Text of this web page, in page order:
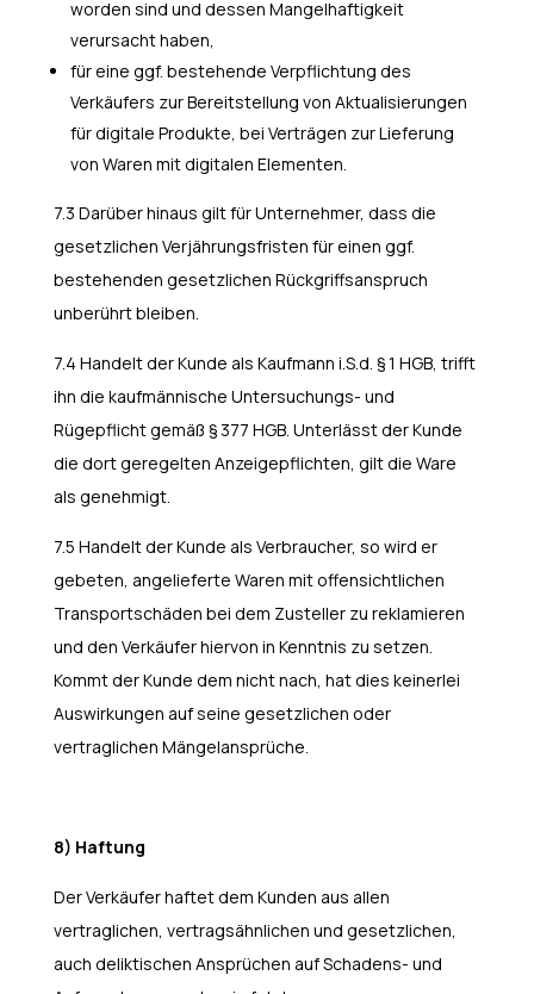
worden sind und dessen Mangelhaftigkeit
verursacht haben,
für eine ggf. bestehende Verpflichtung des
Verkäufers zur Bereitstellung von Aktualisierungen
für digitale Produkte, bei Verträgen zur Lieferung
von Waren mit digitalen Elementen.
7.3 Darüber hinaus gilt für Unternehmer, dass die
gesetzlichen Verjährungsfristen für einen ggf.
bestehenden gesetzlichen Rückgriffsanspruch
unberührt bleiben.
7.4 Handelt der Kunde als Kaufmann i.S.d. § 1 HGB, trifft
ihn die kaufmännische Untersuchungs- und
Rügepflicht gemäß § 377 HGB. Unterlässt der Kunde
die dort geregelten Anzeigepflichten, gilt die Ware
als genehmigt.
7.5 Handelt der Kunde als Verbraucher, so wird er
gebeten, angelieferte Waren mit offensichtlichen
Transportschäden bei dem Zusteller zu reklamieren
und den Verkäufer hiervon in Kenntnis zu setzen.
Kommt der Kunde dem nicht nach, hat dies keinerlei
Auswirkungen auf seine gesetzlichen oder
vertraglichen Mängelansprüche.
8) Haftung
Der Verkäufer haftet dem Kunden aus allen
vertraglichen, vertragsähnlichen und gesetzlichen,
auch deliktischen Ansprüchen auf Schadens- und